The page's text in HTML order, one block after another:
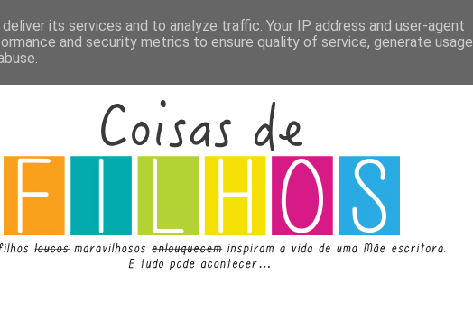
its services and to analyze traffic. Your IP address and user-agent
and security metrics to ensure quality of service, generate usage